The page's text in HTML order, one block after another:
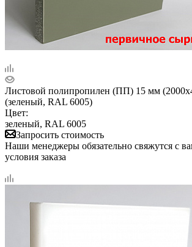
Листовой полипропилен (ПП) 15 мм
(зеленый, RAL 6005)
Цвет:
зеленый, RAL 6005
Запросить стоимость
Наши менеджеры обязательно свяжутся с
условия заказа